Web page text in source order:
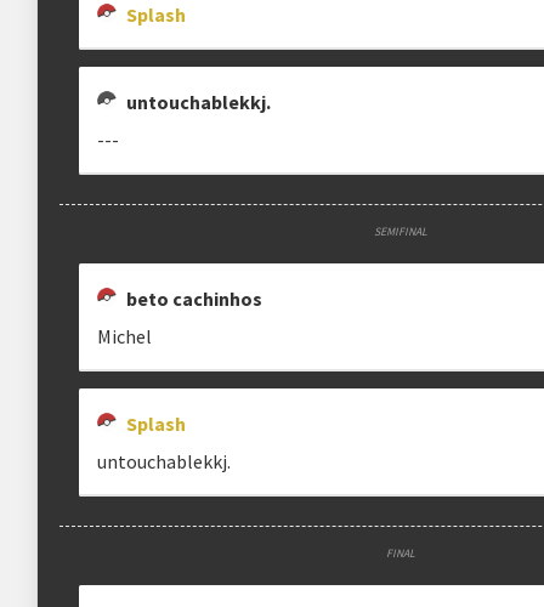
Splash
untouchablekkj.
---
SEMIFINAL
beto cachinhos
Michel
Splash
untouchablekkj.
FINAL